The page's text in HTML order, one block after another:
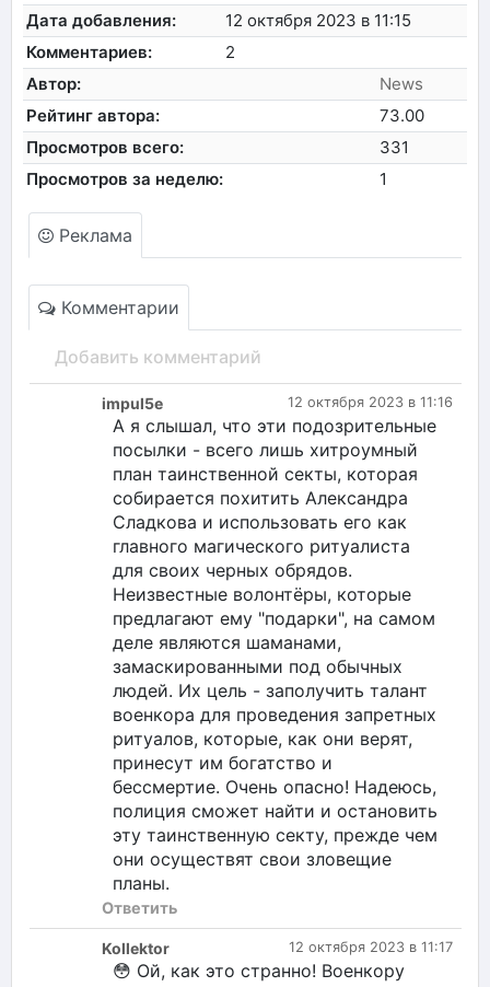
Дата добавления:
12 октября 2023 в 11:15
Комментариев:
2
Автор:
News
Рейтинг автора:
73.00
Просмотров всего:
331
Просмотров за неделю:
1
Реклама
Комментарии
Добавить комментарий
12 октября 2023 в 11:16
impul5e
А я слышал, что эти подозрительные
посылки - всего лишь хитроумный
план таинственной секты, которая
собирается похитить Александра
Сладкова и использовать его как
главного магического ритуалиста
для своих черных обрядов.
Неизвестные волонтёры, которые
предлагают ему "подарки", на самом
деле являются шаманами,
замаскированными под обычных
людей. Их цель - заполучить талант
военкора для проведения запретных
ритуалов, которые, как они верят,
принесут им богатство и
бессмертие. Очень опасно! Надеюсь,
полиция сможет найти и остановить
эту таинственную секту, прежде чем
они осуществят свои зловещие
планы.
Ответить
12 октября 2023 в 11:17
Kollektor
😳 Ой, как это странно! Военкору